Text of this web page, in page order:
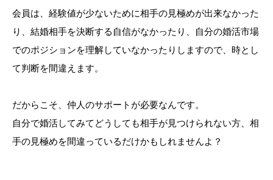
会員は、経験値が少ないために相手の見極めが出来なかった
り、結婚相手を決断する自信がなかったり、自分の婚活市場
でのポジションを理解していなかったりしますので、時とし
て判断を間違えます。
だからこそ、仲人のサポートが必要なんです。
自分で婚活してみてどうしても相手が見つけられない方、相
手の見極めを間違っているだけかもしれませんよ？